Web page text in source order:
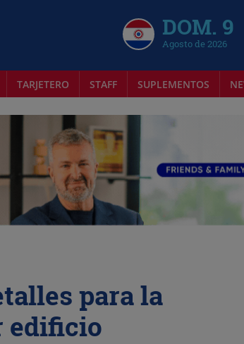
DOM. 9
Agosto de 2026
TARJETERO STAFF SUPLEMENTOS
para la
edificio